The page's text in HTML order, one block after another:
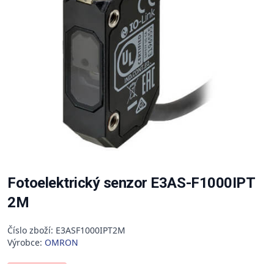
Fotoelektrický senzor E3AS-F1000IPT
2M
Číslo zboží: E3ASF1000IPT2M
Výrobce: OMRON